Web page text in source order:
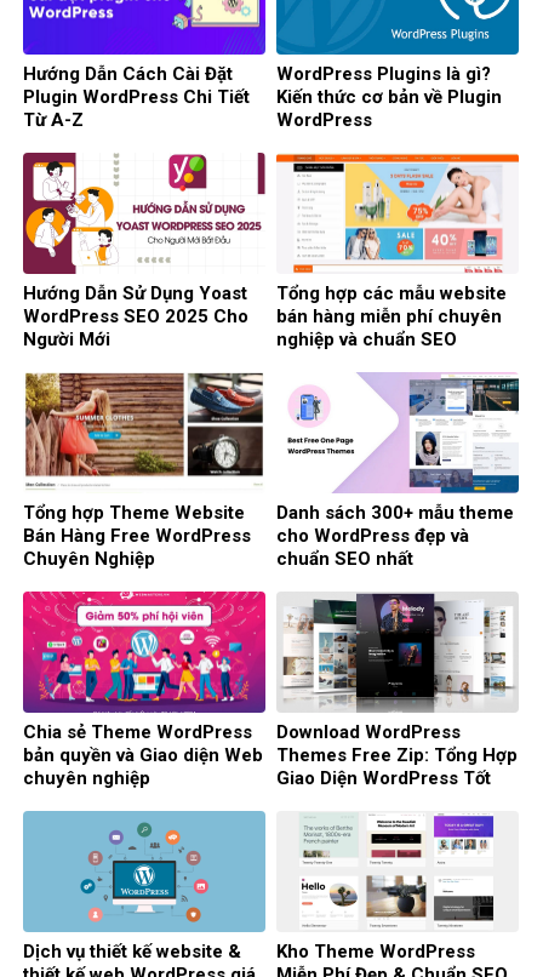
Hướng Dẫn Cách Cài Đặt
Plugin WordPress Chi Tiết
Từ A-Z
WordPress Plugins là gì?
Kiến thức cơ bản về Plugin
WordPress
Hướng Dẫn Sử Dụng Yoast
WordPress SEO 2025 Cho
Người Mới
Tổng hợp các mẫu website
bán hàng miễn phí chuyên
nghiệp và chuẩn SEO
Tổng hợp Theme Website
Bán Hàng Free WordPress
Chuyên Nghiệp
Danh sách 300+ mẫu theme
cho WordPress đẹp và
chuẩn SEO nhất
Chia sẻ Theme WordPress
bản quyền và Giao diện Web
chuyên nghiệp
Download WordPress
Themes Free Zip: Tổng Hợp
Giao Diện WordPress Tốt
Dịch vụ thiết kế website &
Kho Theme WordPress